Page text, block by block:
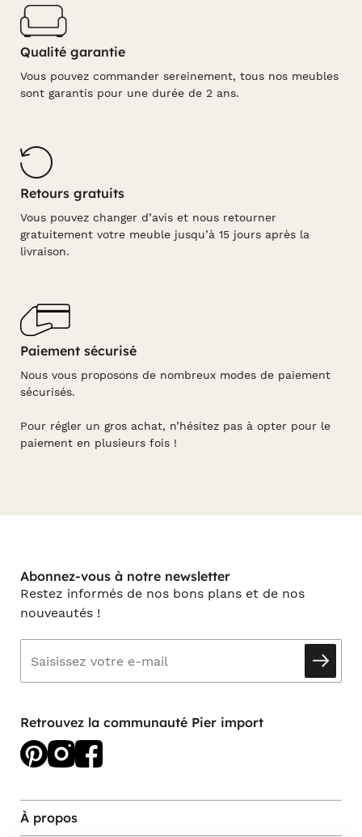
Qualité garantie
Vous pouvez commander sereinement, tous nos meubles
sont garantis pour une durée de 2 ans.
Retours gratuits
Vous pouvez changer d’avis et nous retourner
gratuitement votre meuble jusqu’à 15 jours après la
livraison.
Paiement sécurisé
Nous vous proposons de nombreux modes de paiement
sécurisés.
Pour régler un gros achat, n’hésitez pas à opter pour le
paiement en plusieurs fois !
Abonnez-vous à notre newsletter
Restez informés de nos bons plans et de nos
nouveautés !
Retrouvez la communauté Pier import
À propos